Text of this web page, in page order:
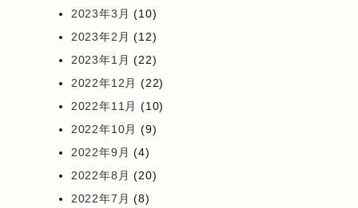
2023年3月 (10)
2023年2月 (12)
2023年1月 (22)
2022年12月 (22)
2022年11月 (10)
2022年10月 (9)
2022年9月 (4)
2022年8月 (20)
2022年7月 (8)